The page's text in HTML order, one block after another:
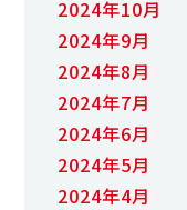
2024年10月
2024年9月
2024年8月
2024年7月
2024年6月
2024年5月
2024年4月